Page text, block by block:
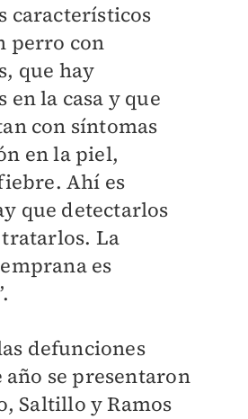
característicos
perro con
que hay
en la casa y que
con síntomas
en la piel,
Ahí es
que detectarlos
La
es
defunciones
año se presentaron
Saltillo y Ramos